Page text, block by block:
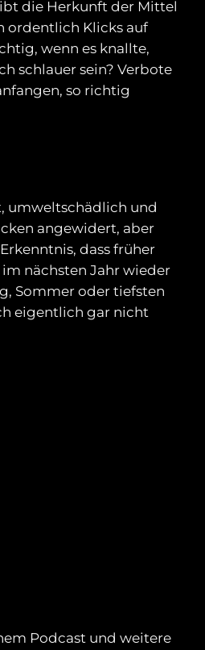
die Herkunft der Mittel
ordentlich Klicks auf
wenn es knallte,
schlauer sein? Verbote
so richtig
umweltschädlich und
angewidert, aber
dass früher
nächsten Jahr wieder
Sommer oder tiefsten
eigentlich gar nicht
Podcast und weitere